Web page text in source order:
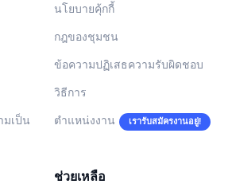
มเป็น
นโยบายคุ้กกี้
กฎของชุมชน
ข้อความปฏิเสธความรับผิดชอบ
วิธีการ
ตำแหน่งงาน เรารับสมัครงานอยู่!
ช่วยเหลือ